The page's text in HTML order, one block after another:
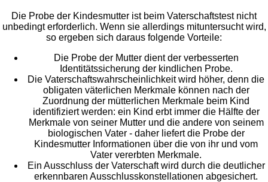
Die Probe der Kindesmutter ist beim Vaterschaftstest nicht
unbedingt erforderlich. Wenn sie allerdings mituntersucht wird,
so ergeben sich daraus folgende Vorteile:
Die Probe der Mutter dient der verbesserten
Identitätssicherung der kindlichen Probe.
Die Vaterschaftswahrscheinlichkeit wird höher, denn die
obligaten väterlichen Merkmale können nach der
Zuordnung der mütterlichen Merkmale beim Kind
identifiziert werden: ein Kind erbt immer die Hälfte der
Merkmale von seiner Mutter und die andere von seinem
biologischen Vater - daher liefert die Probe der
Kindesmutter Informationen über die von ihr und vom
Vater vererbten Merkmale.
Ein Ausschluss der Vaterschaft wird durch die deutlicher
erkennbaren Ausschlusskonstellationen abgesichert.